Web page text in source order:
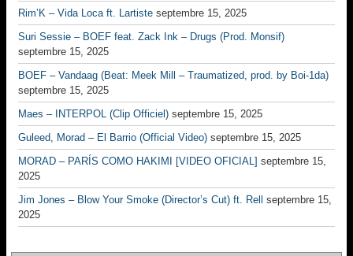
Rim’K – Vida Loca ft. Lartiste septembre 15, 2025
Suri Sessie – BOEF feat. Zack Ink – Drugs (Prod. Monsif)
septembre 15, 2025
BOEF – Vandaag (Beat: Meek Mill – Traumatized, prod. by Boi-1da)
septembre 15, 2025
Maes – INTERPOL (Clip Officiel) septembre 15, 2025
Guleed, Morad – El Barrio (Official Video) septembre 15, 2025
MORAD – PARÍS COMO HAKIMI [VIDEO OFICIAL] septembre 15,
2025
Jim Jones – Blow Your Smoke (Director’s Cut) ft. Rell
septembre 15,
2025